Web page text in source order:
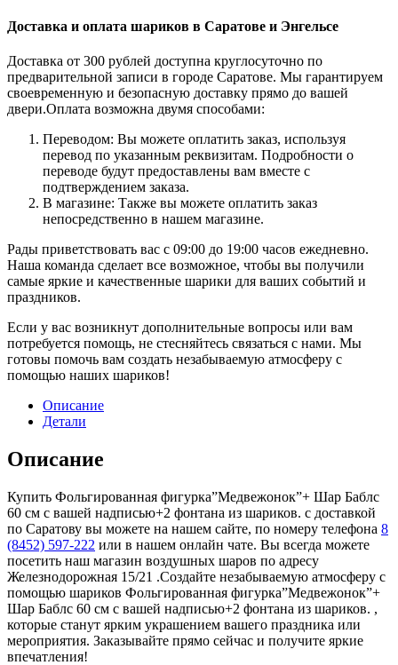
Доставка и оплата шариков в Саратове и Энгельсе
Доставка от 300 рублей доступна круглосуточно по
предварительной записи в городе Саратове. Мы гарантируем
своевременную и безопасную доставку прямо до вашей
двери.Оплата возможна двумя способами:
Переводом: Вы можете оплатить заказ, используя
перевод по указанным реквизитам. Подробности о
переводе будут предоставлены вам вместе с
подтверждением заказа.
В магазине: Также вы можете оплатить заказ
непосредственно в нашем магазине.
Рады приветствовать вас с 09:00 до 19:00 часов ежедневно.
Наша команда сделает все возможное, чтобы вы получили
самые яркие и качественные шарики для ваших событий и
праздников.
Если у вас возникнут дополнительные вопросы или вам
потребуется помощь, не стесняйтесь связаться с нами. Мы
готовы помочь вам создать незабываемую атмосферу с
помощью наших шариков!
Описание
Детали
Описание
Купить Фольгированная фигурка”Медвежонок”+ Шар Баблс
60 см с вашей надписью+2 фонтана из шариков. с доставкой
по Саратову вы можете на нашем сайте, по номеру телефона 8
(8452) 597-222 или в нашем онлайн чате. Вы всегда можете
посетить наш магазин воздушных шаров по адресу
Железнодорожная 15/21 .Создайте незабываемую атмосферу с
помощью шариков Фольгированная фигурка”Медвежонок”+
Шар Баблс 60 см с вашей надписью+2 фонтана из шариков. ,
которые станут ярким украшением вашего праздника или
мероприятия. Заказывайте прямо сейчас и получите яркие
впечатления!